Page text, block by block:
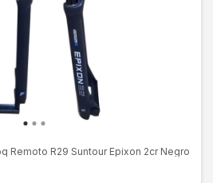
Remoto R29 Suntour Epixon 2cr Negro